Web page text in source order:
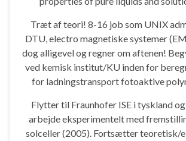
Træt af teori! 8-16 job som UNIX
DTU, electro magnetiske systemer
dog alligevel og regner om aftenen!
ved kemisk institut/KU inden for
for ladningstransport fotoaktive
Flytter til Fraunhofer ISE i tyskland
arbejde eksperimentelt med
solceller (2005). Fortsætter teoretisk/